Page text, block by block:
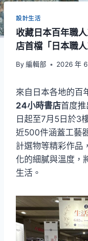
設計生活
收藏日本百年職
店首檔「日本職
By 編輯部 2026 年
來自日本各地的百
24小時書店首度推
日起至7月5日於3
近500件涵蓋工藝
計選物等精彩作品
化的細膩與溫度，
生活。